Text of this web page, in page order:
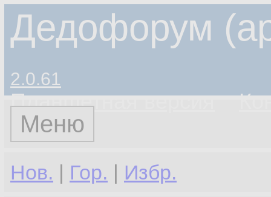
Дедофорум
2.0.61
Планшетная версия
Меню
Нов. | Гор. | Избр.